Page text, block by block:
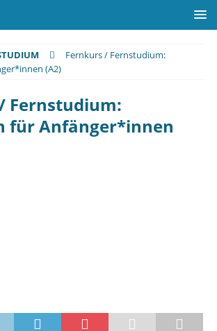
Fernkurs / Fernstudium:
(A2)
Fernstudium:
für Anfänger*innen